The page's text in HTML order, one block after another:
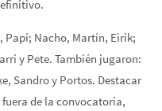
Papi; Nacho, Martín, Eirik;
y Pete. También jugaron:
Sandro y Portos. Destacar
de la convocatoria,